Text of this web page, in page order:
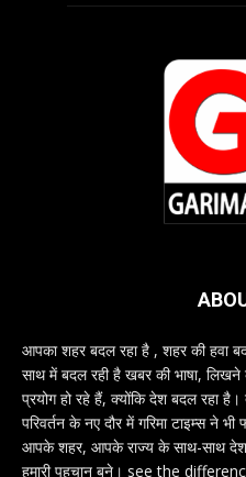
आपका शहर बदल रहा है , शहर की हवा
साथ में बदल रही है खबर की भाषा,
प्रयोग हो रहे हैं, क्योंकि देश बदल रहा
परिवर्तन के नए दौर में गरिमा टाइम्स ने
आपके शहर, आपके राज्य के साथ-साथ
हमारी पहचान बने। see the